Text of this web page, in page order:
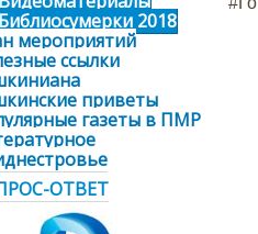
Библиосумерки 2018
мероприятий
ссылки
приветы
газеты в ПМР
ОТВЕТ